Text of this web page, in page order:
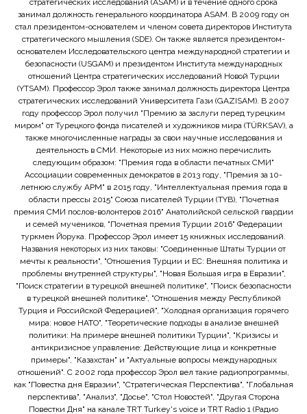
стратегических исследований (ASAM) и в течение одного срока
занимал должность генерального координатора ASAM. В 2009 году он
стал президентом-основателем и членом совета директоров Института
стратегического мышления (SDE). Он также является президентом-
основателем Исследовательского центра международной стратегии и
безопасности (USGAM) и президентом Института международных
отношений Центра стратегических исследований Новой Турции
(YTSAM). Профессор Эрол также занимал должность директора Центра
стратегических исследований Университета Гази (GAZISAM). В 2007
году профессор Эрол получил "Премию за заслуги перед турецким
миром" от Турецкого фонда писателей и художников мира (TÜRKSAV), а
также многочисленные награды за свои научные исследования и
деятельность в СМИ. Некоторые из них можно перечислить
следующим образом: "Премия года в области печатных СМИ"
Ассоциации современных демократов в 2013 году, "Премия за 10-
летнюю службу APM" в 2015 году, "Интеллектуальная премия года в
области прессы 2015" Союза писателей Турции (TYB), "Почетная
премия СМИ послов-волонтеров 2016" Анатолийской сельской гвардии
и семей мучеников, "Почетная премия Турции 2016" Федерации
туркмен Йорука. Профессор Эрол имеет 15 книжных исследований.
Названия некоторых из них таковы: "Соединенные Штаты Турции от
мечты к реальности", "Отношения Турции и ЕС: Внешняя политика и
проблемы внутренней структуры", "Новая Большая игра в Евразии",
"Поиск стратегии в турецкой внешней политике", "Поиск безопасности
в турецкой внешней политике", "Отношения между Республикой
Турция и Российской Федерацией", "Холодная организация горячего
мира: новое НАТО", "Теоретические подходы в анализе внешней
политики: На примере внешней политики Турции", "Кризисы и
антикризисное управление: Действующие лица и конкретные
примеры", "Казахстан" и "Актуальные вопросы международных
отношений". С 2002 года профессор Эрол вел такие радиопрограммы,
как "Повестка дня Евразии", "Стратегическая Перспектива", "Глобальная
перспектива", "Анализ", "Досье", "Стол Новостей", "Другая Сторона
Повестки Дня" на канале TRT Turkey's voice и TRT Radio 1 (Радио